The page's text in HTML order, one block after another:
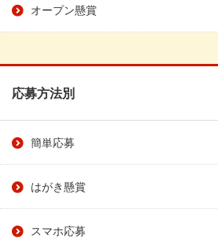
オープン懸賞
応募方法別
簡単応募
はがき懸賞
スマホ応募